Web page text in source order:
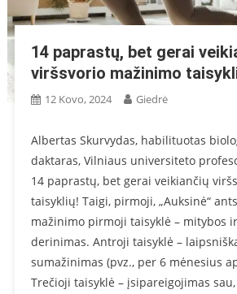
14 paprastų, bet gerai
viršsvorio mažinimo
12 Kovo, 2024 Giedrė
Albertas Skurvydas, habilituotas
daktaras, Vilniaus universiteto
14 paprastų, bet gerai veikiančių
taisyklių! Taigi, pirmoji, „Auksinė“
mažinimo pirmoji taisyklė – mitybos
derinimas. Antroji taisyklė –
sumažinimas (pvz., per 6 mėnesius
Trečioji taisyklė – įsipareigojimas